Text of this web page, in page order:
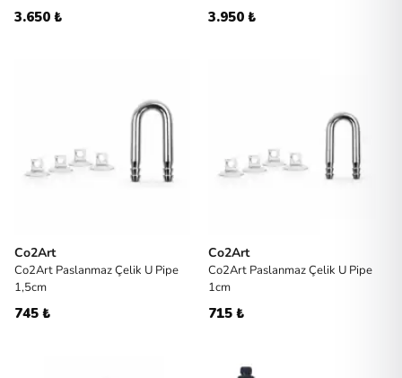
3.650 ₺ 3.950 ₺
Co2Art
Co2Art Paslanmaz Çelik U Pipe
1,5cm
745 ₺
Co2Art
Co2Art Paslanmaz Çelik U Pipe
1cm
715 ₺